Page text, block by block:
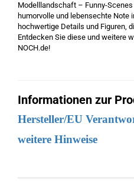
Modelllandschaft – Funny-Scenes
humorvolle und lebensechte Note
hochwertige Details und Figuren,
Entdecken Sie diese und weitere
NOCH.de!
Informationen zur
Hersteller/EU
weitere Hinweise